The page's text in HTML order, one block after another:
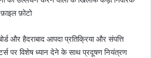
और हैदराबाद आपदा प्रतिक्रिया और संपत्ति
पर विशेष ध्यान देने के साथ प्रदूषण नियंत्रण